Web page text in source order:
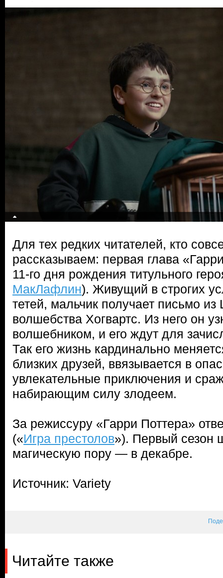
Для тех редких читателей, кто
рассказываем: первая глава
11-го дня рождения титульного
МакЛафлин). Живущий в строгих
тетей, мальчик получает письмо
волшебства Хогвартс. Из него он
волшебником, и его ждут для
Так его жизнь кардинально
близких друзей, ввязывается в
увлекательные приключения и
набирающим силу злодеем.
За режиссуру «Гарри Поттера»
(«Игра престолов»). Первый сезон
магическую пору — в декабре.
Источник: Variety
Читайте также